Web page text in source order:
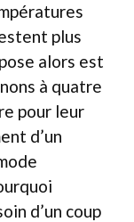
plus
alors est
à quatre
pour leur
d’un
d’un coup